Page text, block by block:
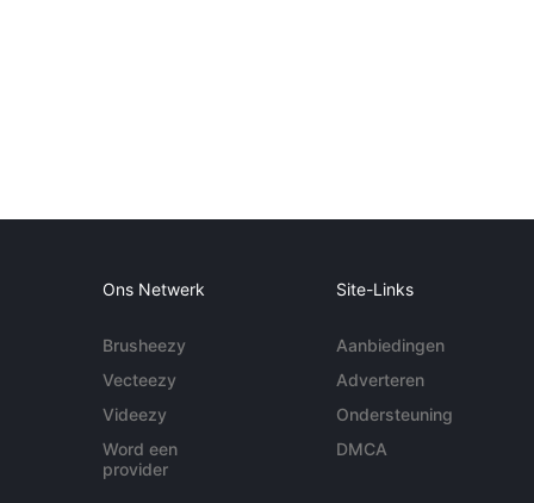
Ons Netwerk
Brusheezy
Vecteezy
Videezy
Word een
provider
Site-Links
Aanbiedingen
Adverteren
Ondersteuning
DMCA